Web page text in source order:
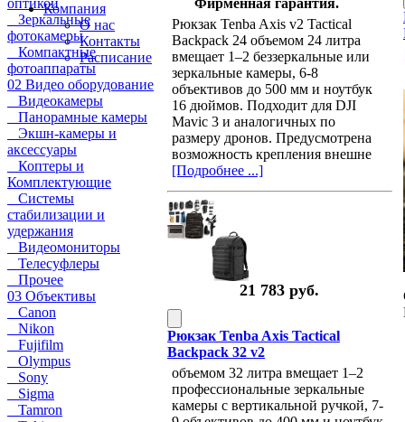
Компания
О нас
Контакты
Расписание
оптикой
Зеркальные
фотокамеры
Компактные
фотоаппараты
02 Видео оборудование
Видеокамеры
Панорамные камеры
Экшн-камеры и
аксессуары
Коптеры и
Комплектующие
Системы
стабилизации и
удержания
Видеомониторы
Телесуфлеры
Прочее
03 Объективы
Canon
Nikon
Fujifilm
Olympus
Sony
Sigma
Tamron
Фирменная гарантия.
Рюкзак Tenba Axis v2 Tactical
Backpack 24 объемом 24 литра
вмещает 1–2 беззеркальные или
зеркальные камеры, 6-8
объективов до 500 мм и ноутбук
16 дюймов. Подходит для DJI
Mavic 3 и аналогичных по
размеру дронов. Предусмотрена
возможность крепления внешне
[Подробнее ...]
21 783 руб.
Рюкзак Tenba Axis Tactical
Backpack 32 v2
объемом 32 литра вмещает 1–2
профессиональные зеркальные
камеры с вертикальной ручкой, 7-